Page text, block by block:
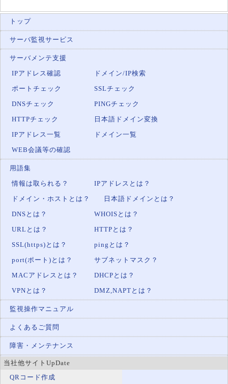
トップ
サーバ監視サービス
サーバメンテ支援
IPアドレス確認
ドメイン/IP検索
ポートチェック
SSLチェック
DNSチェック
PINGチェック
HTTPチェック
日本語ドメイン変換
IPアドレス一覧
ドメイン一覧
WEB会議等の確認
用語集
情報は取られる？
IPアドレスとは？
ドメイン・ホストとは？
日本語ドメインとは？
DNSとは？
WHOISとは？
URLとは？
HTTPとは？
SSL(https)とは？
pingとは？
port(ポート)とは？
サブネットマスク？
MACアドレスとは？
DHCPとは？
VPNとは？
DMZ,NAPTとは？
監視操作マニュアル
よくあるご質問
障害・メンテナンス
当社他サイトUpDate
QRコード作成